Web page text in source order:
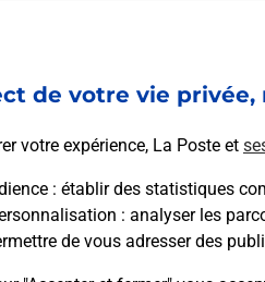
de votre vie
votre expérience, La Poste et
: établir des statistiques
: analyser les
de vous adresser des
d’acheter un
demander une
La Poste participe-t-